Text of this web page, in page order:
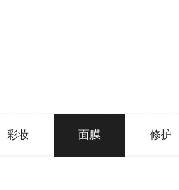
彩妆 面膜 修护